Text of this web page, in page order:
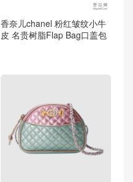
香奈儿chanel 粉红皱纹小牛
皮 名贵树脂Flap Bag口盖包